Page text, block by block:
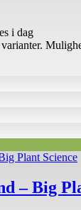
i dag
– Big